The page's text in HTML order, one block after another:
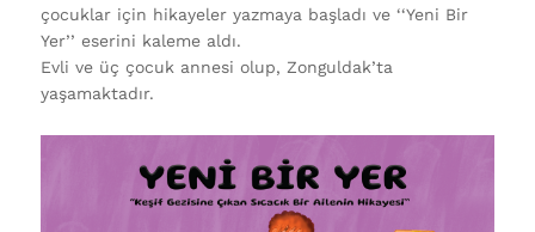
çocuklar için hikayeler yazmaya başladı ve ‘‘Yeni Bir
Yer’’ eserini kaleme aldı.
Evli ve üç çocuk annesi olup, Zonguldak’ta
yaşamaktadır.